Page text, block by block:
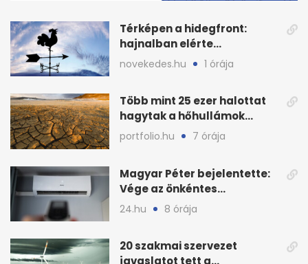
Térképen a hidegfront:
hajnalban elérte
Magyarország határát
novekedes.hu 1 órája
Több mint 25 ezer halottat
hagytak a hőhullámok
Európában, és folytatódik
portfolio.hu 7 órája
Magyar Péter bejelentette:
Vége az önkéntes
fogyasztáscsökkentésnek
24.hu 8 órája
20 szakmai szervezet
javaslatot tett a